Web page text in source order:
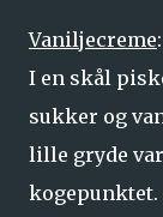
Vaniljecreme:
I en skål
sukker og
lille gryde